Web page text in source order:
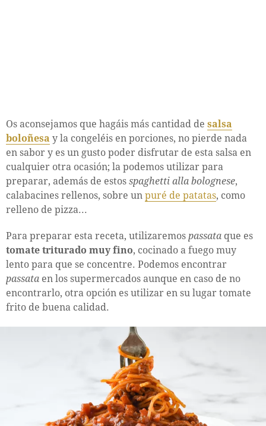
Os aconsejamos que hagáis más cantidad de salsa
boloñesa y la congeléis en porciones, no pierde nada
en sabor y es un gusto poder disfrutar de esta salsa en
cualquier otra ocasión; la podemos utilizar para
preparar, además de estos spaghetti alla bolognese,
calabacines rellenos, sobre un puré de patatas, como
relleno de pizza...
Para preparar esta receta, utilizaremos passata que es
tomate triturado muy fino, cocinado a fuego muy
lento para que se concentre. Podemos encontrar
passata en los supermercados aunque en caso de no
encontrarlo, otra opción es utilizar en su lugar tomate
frito de buena calidad.